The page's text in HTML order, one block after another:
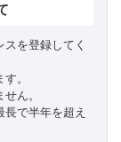
を登録してく
。
ん。
で半年を超え